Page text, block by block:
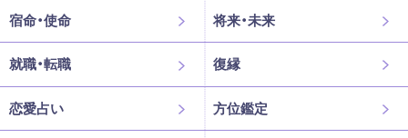
宿命・使命 将来・未来
就職・転職 復縁
恋愛占い 方位鑑定